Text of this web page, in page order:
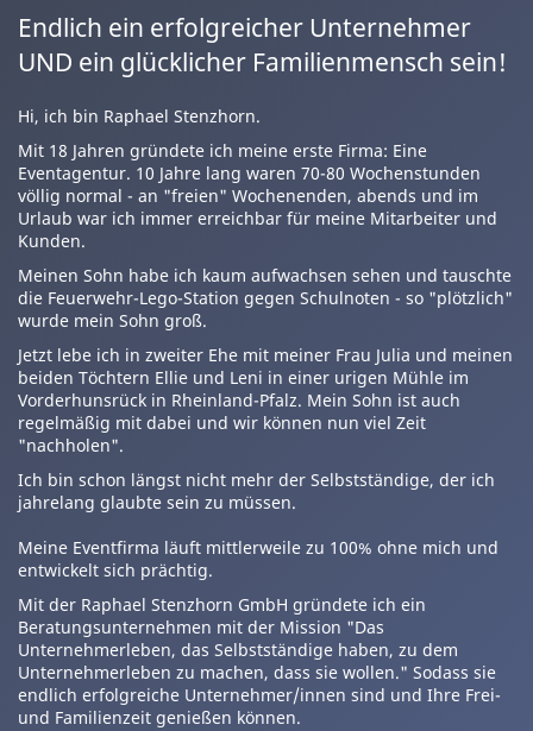
Endlich ein erfolgreicher Unternehmer
UND ein glücklicher Familienmensch sein!
Hi, ich bin Raphael Stenzhorn.
Mit 18 Jahren gründete ich meine erste Firma: Eine
Eventagentur. 10 Jahre lang waren 70-80 Wochenstunden
völlig normal - an "freien" Wochenenden, abends und im
Urlaub war ich immer erreichbar für meine Mitarbeiter und
Kunden.
Meinen Sohn habe ich kaum aufwachsen sehen und tauschte
die Feuerwehr-Lego-Station gegen Schulnoten - so "plötzlich"
wurde mein Sohn groß.
Jetzt lebe ich in zweiter Ehe mit meiner Frau Julia und meinen
beiden Töchtern Ellie und Leni in einer urigen Mühle im
Vorderhunsrück in Rheinland-Pfalz. Mein Sohn ist auch
regelmäßig mit dabei und wir können nun viel Zeit
"nachholen".
Ich bin schon längst nicht mehr der Selbstständige, der ich
jahrelang glaubte sein zu müssen.
Meine Eventfirma läuft mittlerweile zu 100% ohne mich und
entwickelt sich prächtig.
Mit der Raphael Stenzhorn GmbH gründete ich ein
Beratungsunternehmen mit der Mission "Das
Unternehmerleben, das Selbstständige haben, zu dem
Unternehmerleben zu machen, dass sie wollen." Sodass sie
endlich erfolgreiche Unternehmer/innen sind und Ihre Frei-
und Familienzeit genießen können.